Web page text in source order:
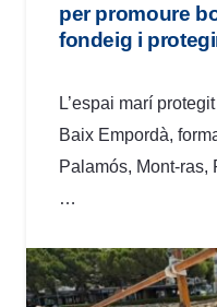
per promoure
fondeig i
L’espai marí
Baix Empordà,
Palamós, Mont-ras,
…